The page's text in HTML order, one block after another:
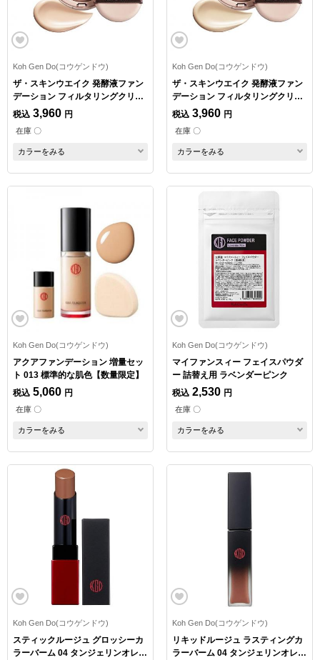
Koh Gen Do(コウゲンドウ)
ザ・スキンウエイク 発酵液ファン
デーション フィルタリングクリー
ム コンパクトケース付 N03
税込 3,960 円
在庫 〇
カラーをみる
Koh Gen Do(コウゲンドウ)
ザ・スキンウエイク 発酵液ファン
デーション フィルタリングクリー
ム コンパクトケース付 Y03
税込 3,960 円
在庫 〇
カラーをみる
Koh Gen Do(コウゲンドウ)
アクアファンデーション 増量セッ
ト 013 標準的な肌色【数量限定】
税込 5,060 円
在庫 〇
カラーをみる
Koh Gen Do(コウゲンドウ)
マイファンスィー フェイスパウダ
ー 詰替え用 ラベンダーピンク
税込 2,530 円
在庫 〇
カラーをみる
Koh Gen Do(コウゲンドウ)
スティックルージュ グロッシーカ
ラーバーム 04 タンジェリンオレン
Koh Gen Do(コウゲンドウ)
リキッドルージュ ラスティングカ
ラーバーム 04 タンジェリンオレン